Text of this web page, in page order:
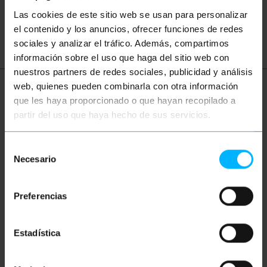
Las cookies de este sitio web se usan para personalizar
el contenido y los anuncios, ofrecer funciones de redes
sociales y analizar el tráfico. Además, compartimos
información sobre el uso que haga del sitio web con
nuestros partners de redes sociales, publicidad y análisis
web, quienes pueden combinarla con otra información
que les haya proporcionado o que hayan recopilado a
partir del uso que haya hecho de sus servicios.
Necesario
Preferencias
Estadística
CVBS altoparlante
Ulteriori informazioni